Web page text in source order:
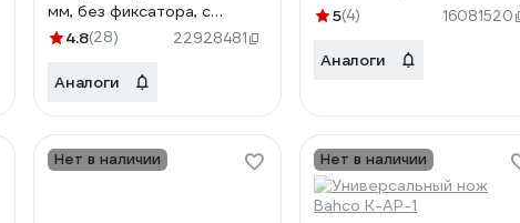
мм, без фиксатора, с
карабином PF-PK-13
4.8(28) 22928481
Аналоги
5(4) 16081520
Аналоги
Нет в наличии Нет в наличии